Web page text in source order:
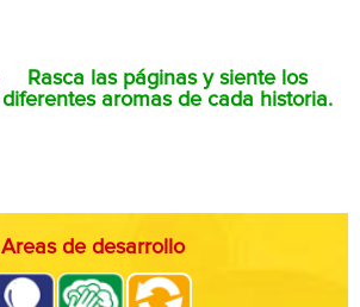
Rasca las páginas y siente los
diferentes aromas de cada historia.
Areas de desarrollo